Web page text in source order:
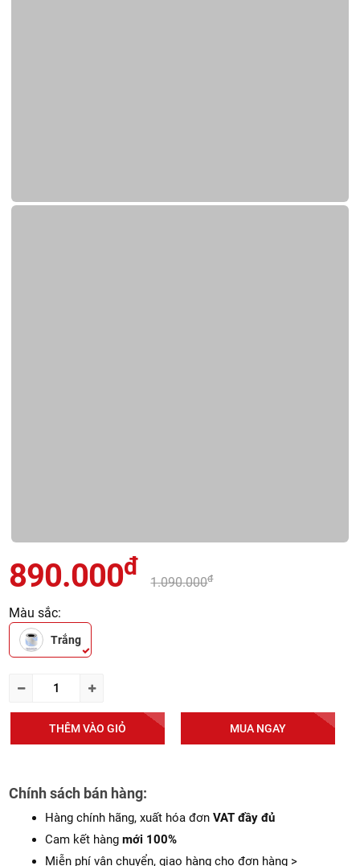
890.000đ
1.090.000đ
Màu sắc:
Trắng
Chính sách bán hàng:
Hàng chính hãng, xuất hóa đơnVAT đầy đủ
Cam kết hàngmới 100%
Miễn phí vận chuyển, giao hàng cho đơn hàng >
THÊM VÀO GIỎ MUA NGAY